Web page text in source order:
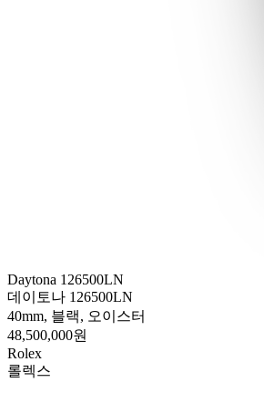
Daytona 126500LN
데이토나 126500LN
40mm, 블랙, 오이스터
48,500,000원
Rolex
롤렉스